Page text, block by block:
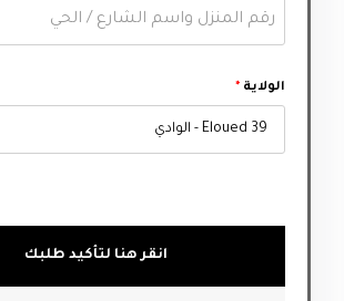
الولاية *
39 Eloued - الوادي
انقر هنا لتأكيد طلبك